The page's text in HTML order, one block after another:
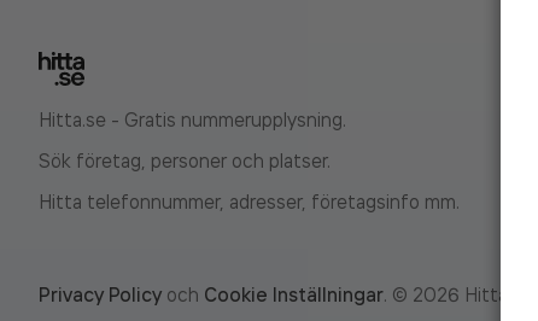
Hitta.se - Gratis nummerupplysning.
Sök företag, personer och platser.
Hitta telefonnummer, adresser, företagsinfo mm.
Privacy Policy och Cookie Inställningar. © 2026 Hitta.se